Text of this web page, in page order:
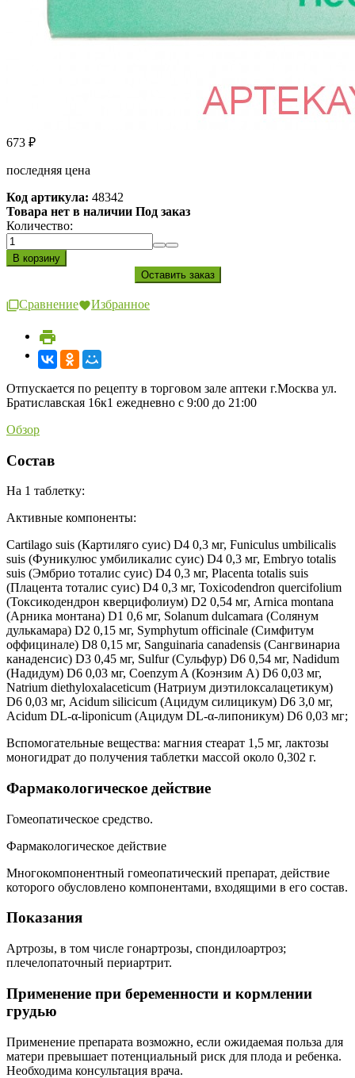
673 ₽
последняя цена
Код артикула: 48342
Товара нет в наличии Под заказ
Количество:
Сравнение Избранное
Отпускается по рецепту в торговом зале аптеки г.Москва ул.
Братиславская 16к1 ежедневно с 9:00 до 21:00
Обзор
Состав
На 1 таблетку:
Активные компоненты:
Cartilago suis (Картиляго суис) D4 0,3 мг, Funiculus umbilicalis
suis (Фуникулюс умбиликалис суис) D4 0,3 мг, Embryo totalis
suis (Эмбрио тоталис суис) D4 0,3 мг, Placenta totalis suis
(Плацента тоталис суис) D4 0,3 мг, Toxicodendron quercifolium
(Токсикодендрон кверцифолиум) D2 0,54 мг, Arnica montana
(Арника монтана) D1 0,6 мг, Solanum dulcamara (Солянум
дулькамара) D2 0,15 мг, Symphytum officinale (Симфитум
оффицинале) D8 0,15 мг, Sanguinaria canadensis (Сангвинариа
канаденсис) D3 0,45 мг, Sulfur (Сульфур) D6 0,54 мг, Nadidum
(Надидум) D6 0,03 мг, Coenzym A (Коэнзим A) D6 0,03 мг,
Natrium diethyloxalaceticum (Натриум диэтилоксалацетикум)
D6 0,03 мг, Acidum silicicum (Ацидум силицикум) D6 3,0 мг,
Acidum DL-α-liponicum (Ацидум DL-α-липоникум) D6 0,03 мг;
Вспомогательные вещества: магния стеарат 1,5 мг, лактозы
моногидрат до получения таблетки массой около 0,302 г.
Фармакологическое действие
Гомеопатическое средство.
Фармакологическое действие
Многокомпонентный гомеопатический препарат, действие
которого обусловлено компонентами, входящими в его состав.
Показания
Артрозы, в том числе гонартрозы, спондилоартроз;
плечелопаточный периартрит.
Применение при беременности и кормлении
грудью
Применение препарата возможно, если ожидаемая польза для
матери превышает потенциальный риск для плода и ребенка.
Необходима консультация врача.